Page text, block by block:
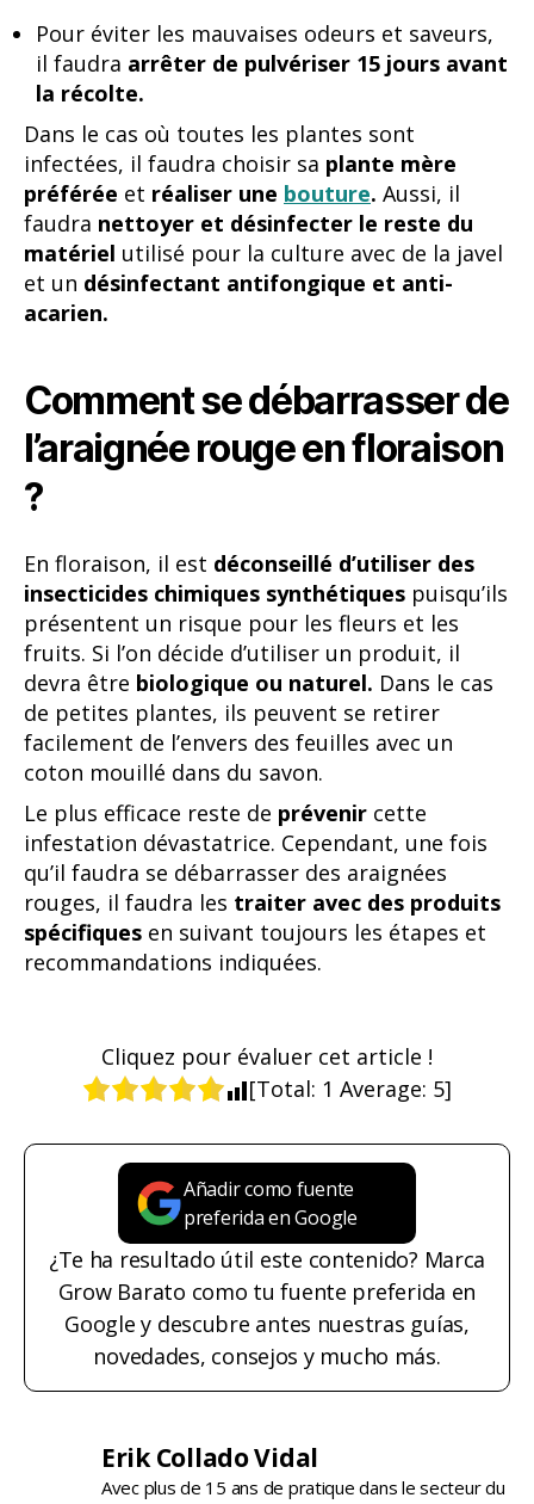
Pour éviter les mauvaises odeurs et saveurs,
il faudra arrêter de pulvériser 15 jours avant
la récolte.
Dans le cas où toutes les plantes sont
infectées, il faudra choisir sa plante mère
préférée et réaliser une bouture. Aussi, il
faudra nettoyer et désinfecter le reste du
matériel utilisé pour la culture avec de la javel
et un désinfectant antifongique et anti-
acarien.
Comment se débarrasser de
l’araignée rouge en floraison
?
En floraison, il est déconseillé d’utiliser des
insecticides chimiques synthétiques puisqu’ils
présentent un risque pour les fleurs et les
fruits. Si l’on décide d’utiliser un produit, il
devra être biologique ou naturel. Dans le cas
de petites plantes, ils peuvent se retirer
facilement de l’envers des feuilles avec un
coton mouillé dans du savon.
Le plus efficace reste de prévenir cette
infestation dévastatrice. Cependant, une fois
qu’il faudra se débarrasser des araignées
rouges, il faudra les traiter avec des produits
spécifiques en suivant toujours les étapes et
recommandations indiquées.
Cliquez pour évaluer cet article !
[Total: 1 Average: 5]
Añadir como fuente
preferida en Google
¿Te ha resultado útil este contenido? Marca
Grow Barato como tu fuente preferida en
Google y descubre antes nuestras guías,
novedades, consejos y mucho más.
Erik Collado Vidal
Avec plus de 15 ans de pratique dans le secteur du